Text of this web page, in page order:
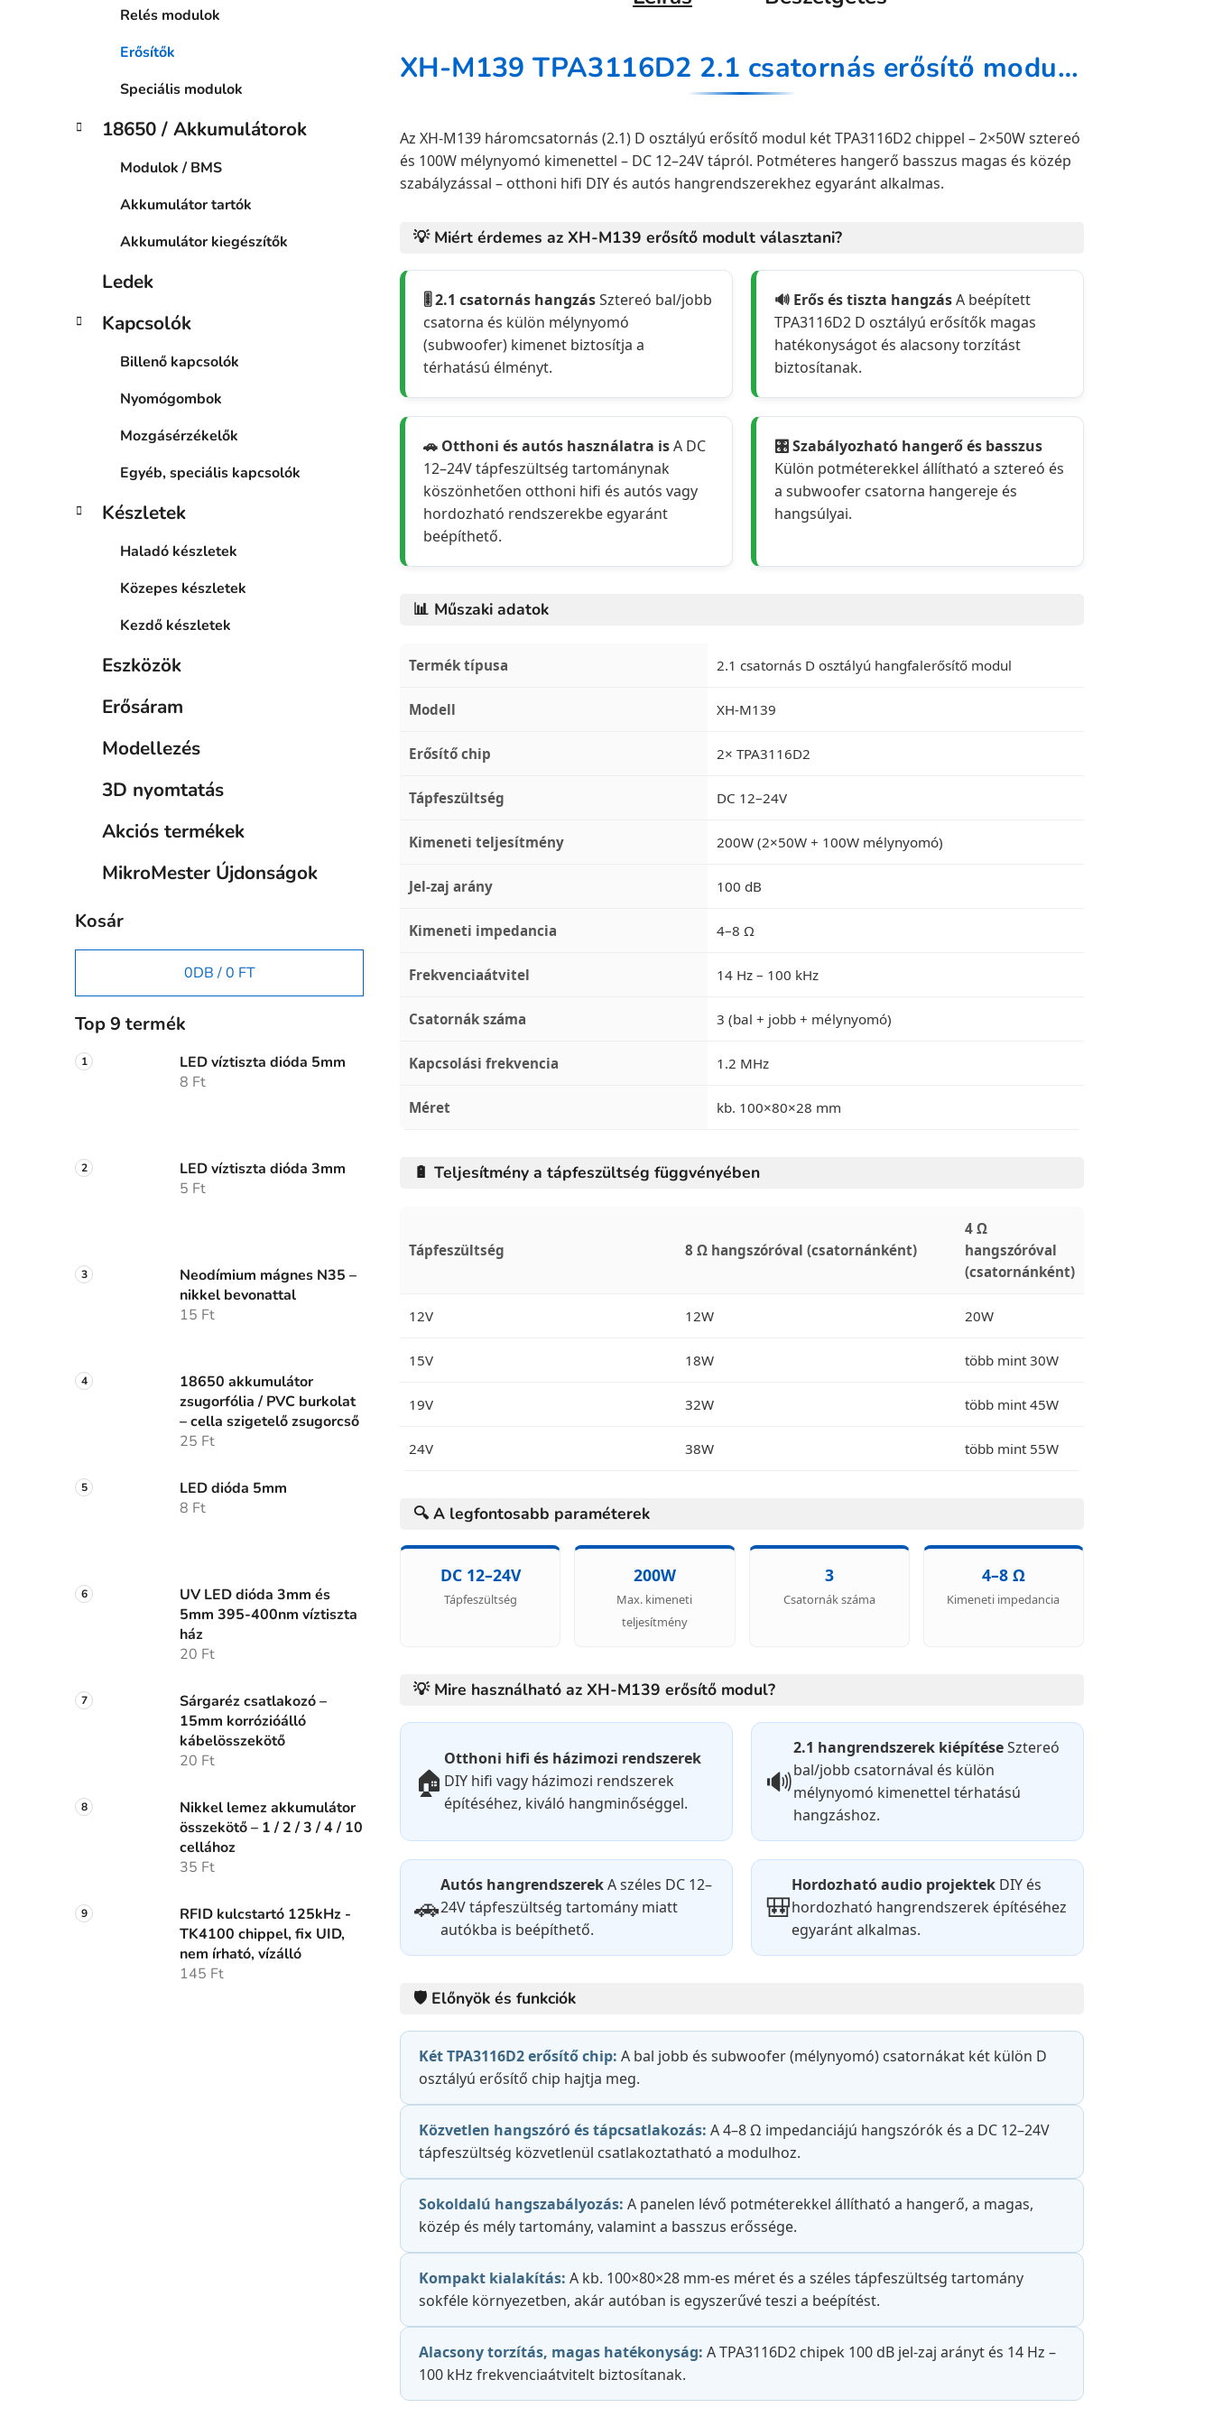
Relés modulok
Erősítők
Speciális modulok
18650 / Akkumulátorok
Modulok / BMS
Akkumulátor tartók
Akkumulátor kiegészítők
Ledek
Kapcsolók
Billenő kapcsolók
Nyomógombok
Mozgásérzékelők
Egyéb, speciális kapcsolók
Készletek
Haladó készletek
Közepes készletek
Kezdő készletek
Eszközök
Erősáram
Modellezés
3D nyomtatás
Akciós termékek
MikroMester Újdonságok
Kosár
0DB /0 FT
Top 9 termék
LED víztiszta dióda 5mm
8 Ft
LED víztiszta dióda 3mm
5 Ft
Neodímium mágnes N35 –
nikkel bevonattal
15 Ft
18650 akkumulátor
zsugorfólia / PVC burkolat
– cella szigetelő zsugorcső
25 Ft
LED dióda 5mm
8 Ft
UV LED dióda 3mm és
5mm 395-400nm víztiszta
ház
20 Ft
Sárgaréz csatlakozó –
15mm korrózióálló
kábelösszekötő
20 Ft
Nikkel lemez akkumulátor
összekötő – 1 / 2 / 3 / 4 / 10
cellához
35 Ft
RFID kulcstartó 125kHz -
TK4100 chippel, fix UID,
nem írható, vízálló
145 Ft
XH-M139 TPA3116D2 2.1 csatornás erősítő modul – 2×50W + 100W mélynyomó kimenettel
Az XH-M139 háromcsatornás (2.1) D osztályú erősítő modul két TPA3116D2 chippel – 2×50W sztereó
és 100W mélynyomó kimenettel – DC 12–24V tápról. Potméteres hangerő basszus magas és közép
szabályzással – otthoni hifi DIY és autós hangrendszerekhez egyaránt alkalmas.
💡 Miért érdemes az XH-M139 erősítő modult választani?
🎚️ 2.1 csatornás hangzásSztereó bal/jobb
csatorna és külön mélynyomó
(subwoofer) kimenet biztosítja a
térhatású élményt.
🔊 Erős és tiszta hangzásA beépített
TPA3116D2 D osztályú erősítők magas
hatékonyságot és alacsony torzítást
biztosítanak.
🚗 Otthoni és autós használatra isA DC
12–24V tápfeszültség tartománynak
köszönhetően otthoni hifi és autós vagy
hordozható rendszerekbe egyaránt
beépíthető.
🎛️ Szabályozható hangerő és basszus
Külön potméterekkel állítható a sztereó és
a subwoofer csatorna hangereje és
hangsúlyai.
📊 Műszaki adatok
Termék típusa 2.1 csatornás D osztályú hangfalerősítő modul
Modell XH-M139
Erősítő chip 2× TPA3116D2
Tápfeszültség DC 12–24V
Kimeneti teljesítmény 200W (2×50W + 100W mélynyomó)
Jel-zaj arány 100 dB
Kimeneti impedancia 4–8 Ω
Frekvenciaátvitel 14 Hz – 100 kHz
Csatornák száma 3 (bal + jobb + mélynyomó)
Kapcsolási frekvencia 1.2 MHz
Méret kb. 100×80×28 mm
🔋 Teljesítmény a tápfeszültség függvényében
Tápfeszültség 8 Ω hangszóróval (csatornánként)
4 Ω
hangszóróval
(csatornánként)
12V 12W 20W
15V 18W több mint 30W
19V 32W több mint 45W
24V 38W több mint 55W
🔍 A legfontosabb paraméterek
DC 12–24V
Tápfeszültség
200W
Max. kimeneti
teljesítmény
3
Csatornák száma
4–8 Ω
Kimeneti impedancia
💡 Mire használható az XH-M139 erősítő modul?
🏠
Otthoni hifi és házimozi rendszerek
DIY hifi vagy házimozi rendszerek
építéséhez, kiváló hangminőséggel.
🔊
2.1 hangrendszerek kiépítéseSztereó
bal/jobb csatornával és külön
mélynyomó kimenettel térhatású
hangzáshoz.
🚗
Autós hangrendszerekA széles DC 12–
24V tápfeszültség tartomány miatt
autókba is beépíthető.
🎒
Hordozható audio projektek DIY és
hordozható hangrendszerek építéséhez
egyaránt alkalmas.
🛡️ Előnyök és funkciók
Két TPA3116D2 erősítő chip: A bal jobb és subwoofer (mélynyomó) csatornákat két külön D
osztályú erősítő chip hajtja meg.
Közvetlen hangszóró és tápcsatlakozás: A 4–8 Ω impedanciájú hangszórók és a DC 12–24V
tápfeszültség közvetlenül csatlakoztatható a modulhoz.
Sokoldalú hangszabályozás: A panelen lévő potméterekkel állítható a hangerő, a magas,
közép és mély tartomány, valamint a basszus erőssége.
Kompakt kialakítás: A kb. 100×80×28 mm-es méret és a széles tápfeszültség tartomány
sokféle környezetben, akár autóban is egyszerűvé teszi a beépítést.
Alacsony torzítás, magas hatékonyság: A TPA3116D2 chipek 100 dB jel-zaj arányt és 14 Hz –
100 kHz frekvenciaátvitelt biztosítanak.